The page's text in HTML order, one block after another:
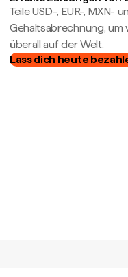
Teile USD-, EUR-, MXN-
Gehaltsabrechnung, um
überall auf der Welt.
Lass dich heute